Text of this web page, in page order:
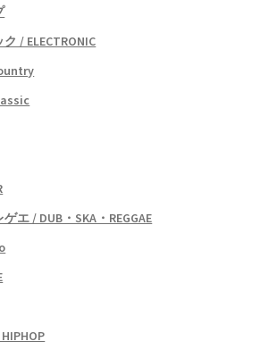
/ ELECTRONIC
エ / DUB・SKA・REGGAE